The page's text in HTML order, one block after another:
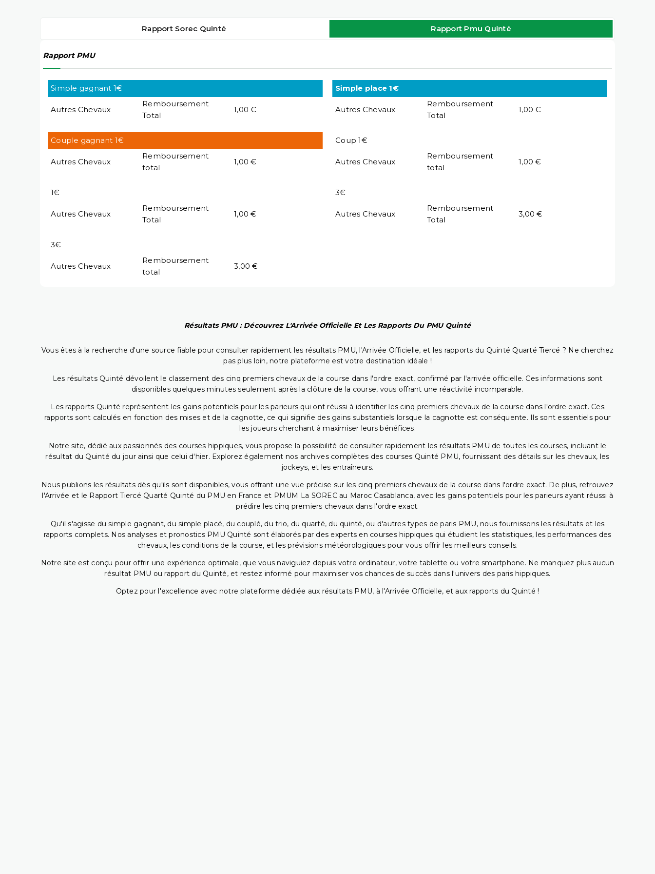
Rapport Sorec Quinté Rapport Pmu Quinté
Rapport PMU
Simple gagnant 1€
Autres Chevaux
Remboursement
Total
1,00 €
Simple place 1€
Autres Chevaux
Remboursement
Total
1,00 €
Couple gagnant 1€
Autres Chevaux
Remboursement
total
1,00 €
Coup 1€
Autres Chevaux
Remboursement
total
1,00 €
1€
Autres Chevaux
Remboursement
Total
1,00 €
3€
Autres Chevaux
Remboursement
Total
3,00 €
3€
Autres Chevaux
Remboursement
total
3,00 €
Résultats PMU : Découvrez L'Arrivée Officielle Et Les Rapports Du PMU Quinté
Vous êtes à la recherche d'une source fiable pour consulter rapidement les résultats PMU, l'Arrivée Officielle, et les rapports du Quinté Quarté Tiercé ? Ne cherchez
pas plus loin, notre plateforme est votre destination idéale !
Les résultats Quinté dévoilent le classement des cinq premiers chevaux de la course dans l'ordre exact, confirmé par l'arrivée officielle. Ces informations sont
disponibles quelques minutes seulement après la clôture de la course, vous offrant une réactivité incomparable.
Les rapports Quinté représentent les gains potentiels pour les parieurs qui ont réussi à identifier les cinq premiers chevaux de la course dans l'ordre exact. Ces
rapports sont calculés en fonction des mises et de la cagnotte, ce qui signifie des gains substantiels lorsque la cagnotte est conséquente. Ils sont essentiels pour
les joueurs cherchant à maximiser leurs bénéfices.
Notre site, dédié aux passionnés des courses hippiques, vous propose la possibilité de consulter rapidement les résultats PMU de toutes les courses, incluant le
résultat du Quinté du jour ainsi que celui d'hier. Explorez également nos archives complètes des courses Quinté PMU, fournissant des détails sur les chevaux, les
jockeys, et les entraîneurs.
Nous publions les résultats dès qu'ils sont disponibles, vous offrant une vue précise sur les cinq premiers chevaux de la course dans l'ordre exact. De plus, retrouvez
l'Arrivée et le Rapport Tiercé Quarté Quinté du PMU en France et PMUM La SOREC au Maroc Casablanca, avec les gains potentiels pour les parieurs ayant réussi à
prédire les cinq premiers chevaux dans l'ordre exact.
Qu'il s'agisse du simple gagnant, du simple placé, du couplé, du trio, du quarté, du quinté, ou d'autres types de paris PMU, nous fournissons les résultats et les
rapports complets. Nos analyses et pronostics PMU Quinté sont élaborés par des experts en courses hippiques qui étudient les statistiques, les performances des
chevaux, les conditions de la course, et les prévisions météorologiques pour vous offrir les meilleurs conseils.
Notre site est conçu pour offrir une expérience optimale, que vous naviguiez depuis votre ordinateur, votre tablette ou votre smartphone. Ne manquez plus aucun
résultat PMU ou rapport du Quinté, et restez informé pour maximiser vos chances de succès dans l'univers des paris hippiques.
Optez pour l'excellence avec notre plateforme dédiée aux résultats PMU, à l'Arrivée Officielle, et aux rapports du Quinté !